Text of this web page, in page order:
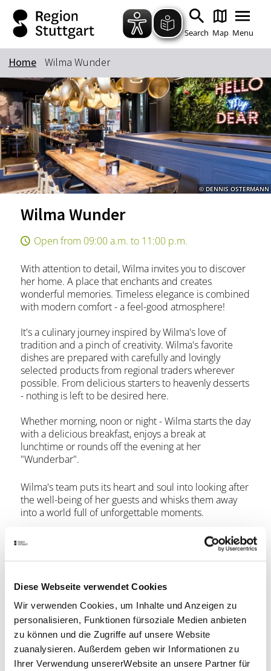
Diese Webseite verwendet Cookies
Wir verwenden Cookies, um Inhalte und Anzeigen zu
personalisieren, Funktionen fürsoziale Medien anbieten
zu können und die Zugriffe auf unsere Website
zuanalysieren. Außerdem geben wir Informationen zu
Ihrer Verwendung unsererWebsite an unsere Partner für
Zum Hauptinhalt springen
Zur Suche springen
Zur Hauptnavigation
Zum Footer springen
Search Map Menu
Keyword
Home Wilma Wunder
© DENNIS OSTERMANN
Wilma Wunder
Open from 09:00 a.m. to 11:00 p.m.
With attention to detail, Wilma invites you to discover
her home. A place that enchants and creates
wonderful memories. Timeless elegance is combined
with modern comfort - a feel-good atmosphere!
It's a culinary journey inspired by Wilma's love of
tradition and a pinch of creativity. Wilma's favorite
dishes are prepared with carefully and lovingly
selected products from regional traders wherever
possible. From delicious starters to heavenly desserts
- nothing is left to be desired here.
Whether morning, noon or night - Wilma starts the day
with a delicious breakfast, enjoys a break at
lunchtime or rounds off the evening at her
"Wunderbar".
Wilma's team puts its heart and soul into looking after
the well-being of her guests and whisks them away
into a world full of unforgettable moments.
Wilma Wunder - a place where special experiences
Opening hours
Monday
09:00 a.m. - 11:00 p.m.
Tuesday
09:00 a.m. - 11:00 p.m.